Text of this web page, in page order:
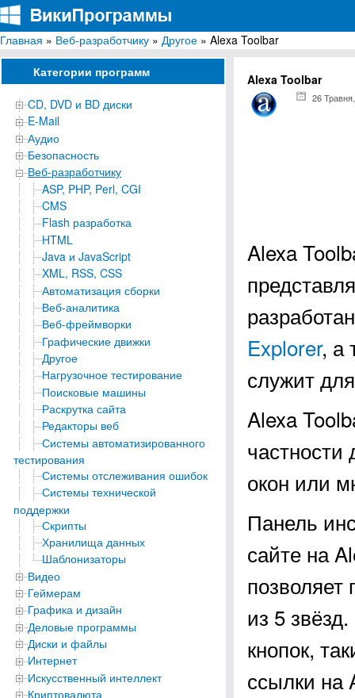
ВикиПрограммы
Энциклопедия бесплатных компьютерных программ для Windows
Главная » Веб-разработчику » Другое » Alexa Toolbar
Категории программ
CD, DVD и BD диски
E-Mail
Аудио
Безопасность
Веб-разработчику
ASP, PHP, Perl, CGI
CMS
Flash разработка
HTML
Java и JavaScript
XML, RSS, CSS
Автоматизация сборки
Веб-аналитика
Веб-фреймворки
Графические движки
Другое
Нагрузочное тестирование
Поисковые машины
Раскрутка сайта
Редакторы веб
Системы автоматизированного
тестирования
Системы отслеживания ошибок
Системы технической
поддержки
Скрипты
Хранилища данных
Шаблонизаторы
Видео
Геймерам
Графика и дизайн
Деловые программы
Диски и файлы
Интернет
Искусственный интеллект
Криптовалюта
Alexa Toolbar
26
Alexa
Explorer, а
служит
Alexa
окон или
Панель
сайте на
позволяет
из 5
кнопок,
ссылки на